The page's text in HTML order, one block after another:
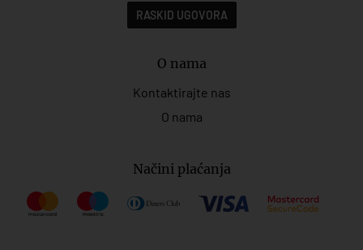
RASKID UGOVORA
O nama
Kontaktirajte nas
O nama
Načini plaćanja